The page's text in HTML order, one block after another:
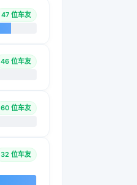
47 位车友
46 位车友
60 位车友
32 位车友